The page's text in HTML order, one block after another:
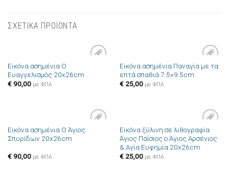
ΣΧΕΤΙΚΑ ΠΡΟΪΟΝΤΑ
στην λίστα
Εικόνα ασημένια Ο
Ευαγγελισμός 20x26cm
€90,00 με ΦΠΑ
Πρόσθήκη
στην λίστα
Εικόνα ασημένια Παναγία με τα
επτά σπαθιά 7.5×9.5cm
€25,00 με ΦΠΑ
Πρόσθήκη
Εικόνα ασημένια Ο Άγιος
Σπυρίδων 20x26cm
€90,00 με ΦΠΑ
Πρόσθήκη
στην λίστα
επιθυμιών
Εικόνα ξύλινη σε λιθογραφία
Άγιος Παΐσιος ο Άγιος Αρσένιος
& Αγία Ευφημία 20x26cm
€25,00 με ΦΠΑ